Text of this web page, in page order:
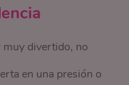
muy divertido, no
en una presión o